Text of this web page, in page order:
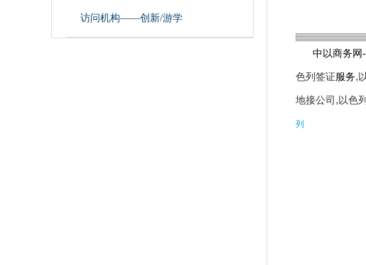
访问机构——创新/游学
中以商务网
色列签证服务,
地接公司 , 以色
列